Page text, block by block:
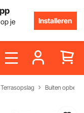
op je
Installeren
Terrasopslag Buiten